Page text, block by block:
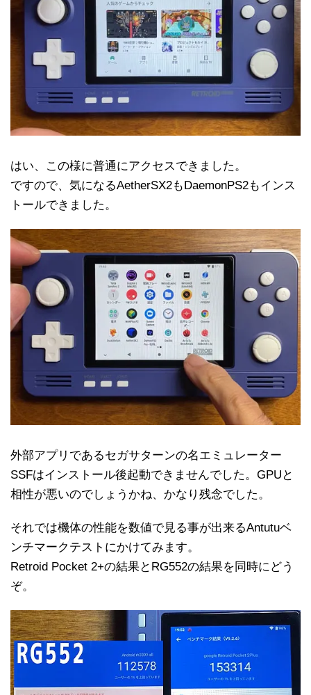
はい、この様に普通にアクセスできました。
ですので、気になるAetherSX2もDaemonPS2もインス
トールできました。
外部アプリであるセガサターンの名エミュレーター
SSFはインストール後起動できませんでした。GPUと
相性が悪いのでしょうかね、かなり残念でした。
それでは機体の性能を数値で見る事が出来るAntutuベ
ンチマークテストにかけてみます。
Retroid Pocket 2+の結果とRG552の結果を同時にどう
ぞ。